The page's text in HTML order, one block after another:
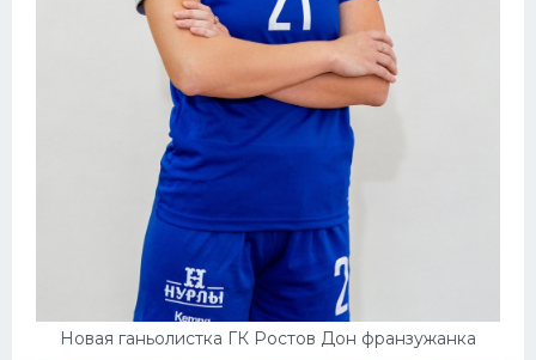
Новая ганьолистка ГК Ростов Дон франзужанка